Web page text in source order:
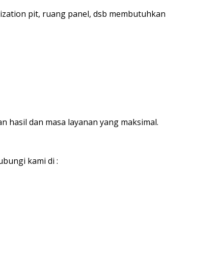
pit, ruang panel, dsb membutuhkan
dan masa layanan yang maksimal.
kami di :